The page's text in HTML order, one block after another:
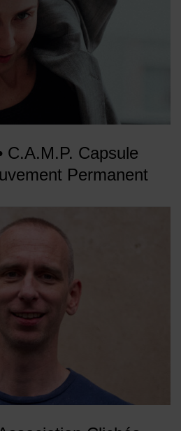
C.A.M.P. Capsule
Permanent